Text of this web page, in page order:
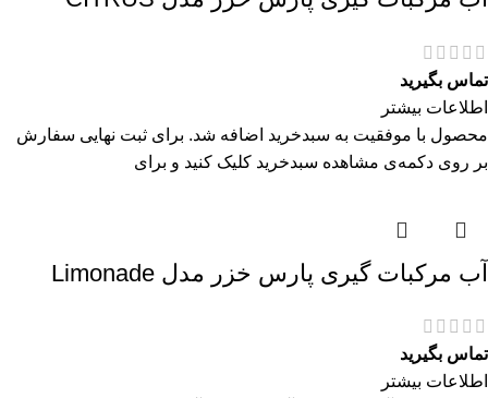
تماس بگیرید
اطلاعات بیشتر
محصول با موفقیت به سبدخرید اضافه شد. برای ثبت نهایی سفارش
بر روی دکمه‌ی مشاهده سبدخرید کلیک کنید و برای
آب مرکبات گیری پارس خزر مدل Limonade
تماس بگیرید
اطلاعات بیشتر